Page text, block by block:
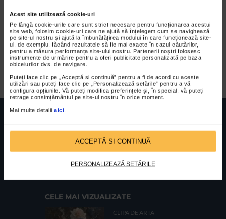
Acest site utilizează cookie-uri
Pe lângă cookie-urile care sunt strict necesare pentru funcționarea acestui
site web, folosim cookie-uri care ne ajută să înțelegem cum se navighează
pe site-ul nostru și ajută la îmbunătățirea modului în care funcționează site-
ul, de exemplu, făcând rezultatele să fie mai exacte în cazul căutărilor,
pentru a măsura performanța site-ului nostru. Partenerii noștri folosesc
instrumente de urmărire pentru a oferi publicitate personalizată pe baza
obiceiurilor dvs. de navigare.
Puteți face clic pe „Acceptă si continuă” pentru a fi de acord cu aceste
utilizări sau puteți face clic pe „Personalizează setările” pentru a vă
configura opțiunile. Vă puteți modifica preferințele și, în special, vă puteți
retrage consimțământul pe site-ul nostru în orice moment.
Mai multe detalii aici
ACCEPTĂ SI CONTINUĂ
PERSONALIZEAZĂ SETĂRILE
Expozitie semnata Petrica
Badila
Sc. 4, Ap. 197, Sector 2
CELE MAI VIZUALIZATE
CLIPA DE ARTA